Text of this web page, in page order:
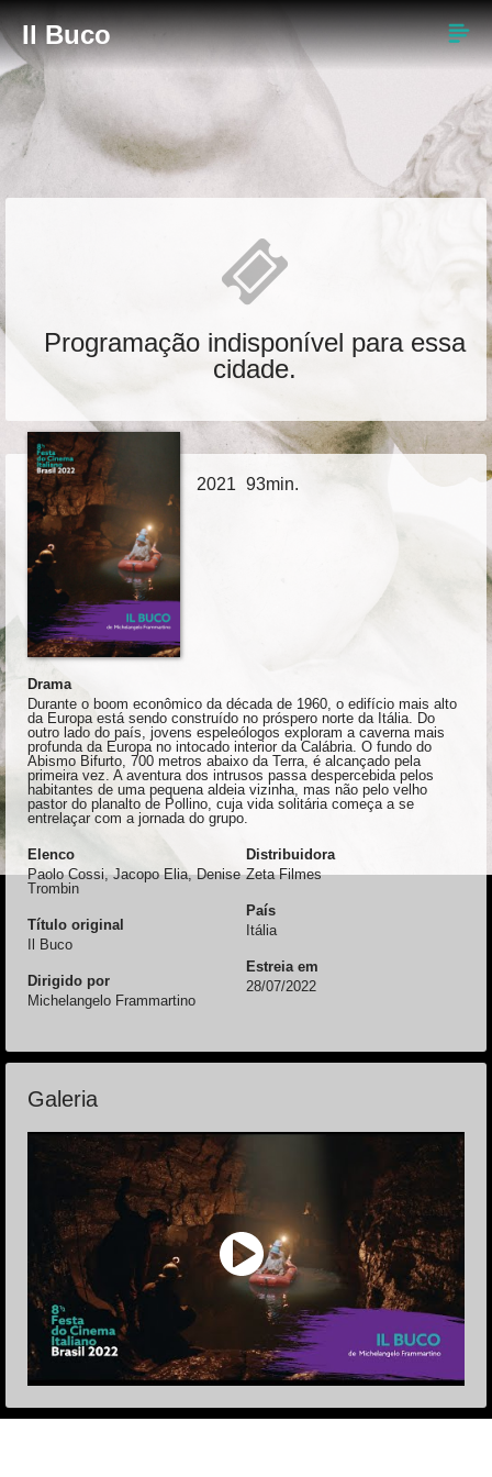
Il Buco
Programação indisponível para essa
cidade.
2021 93min.
Drama
Durante o boom econômico da década de 1960, o edifício mais alto
da Europa está sendo construído no próspero norte da Itália. Do
outro lado do país, jovens espeleólogos exploram a caverna mais
profunda da Europa no intocado interior da Calábria. O fundo do
Abismo Bifurto, 700 metros abaixo da Terra, é alcançado pela
primeira vez. A aventura dos intrusos passa despercebida pelos
habitantes de uma pequena aldeia vizinha, mas não pelo velho
pastor do planalto de Pollino, cuja vida solitária começa a se
entrelaçar com a jornada do grupo.
Elenco
Paolo Cossi, Jacopo Elia, Denise
Trombin
Título original
Il Buco
Dirigido por
Michelangelo Frammartino
Distribuidora
Zeta Filmes
País
Itália
Estreia em
28/07/2022
Galeria